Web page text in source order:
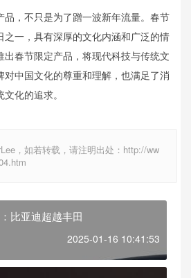
品，不只是为了蹭一波新年流量。春节
之一，具有深厚的文化内涵和广泛的情
出春节限定产品，将现代科技与传统文
对中国文化的尊重和理解，也满足了消
化的追求。
，如若转载，请注明出处：http://ww
比亚迪超越丰田
2025-01-16 10:41:53